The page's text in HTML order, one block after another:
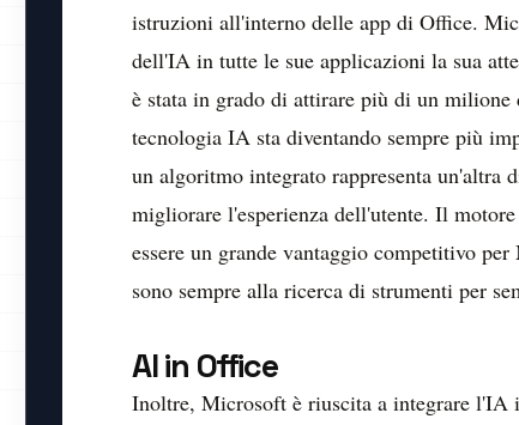
istruzioni all'interno delle app di Office.
dell'IA in tutte le sue applicazioni la sua
è stata in grado di attirare più di un
tecnologia IA sta diventando sempre più
un algoritmo integrato rappresenta un'altra
migliorare l'esperienza dell'utente. Il
essere un grande vantaggio competitivo
sono sempre alla ricerca di strumenti per
AI in Office
Inoltre, Microsoft è riuscita a integrare l'IA